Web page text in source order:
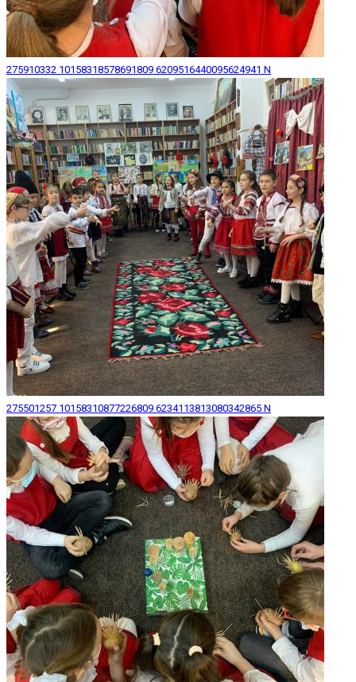
275910332 10158318578691809 6209516440095624941 N
275501257 10158310877226809 6234113813080342865 N